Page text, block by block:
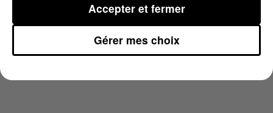
Gérer mes choix
Accepter et fermer